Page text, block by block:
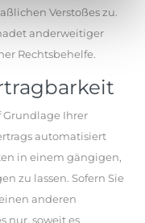
Verstoßes zu.
anderweitiger
Rechtsbehelfe.
Grundlage Ihrer
automatisiert
in einem gängigen,
zu lassen. Sofern Sie
anderen
nur, soweit es